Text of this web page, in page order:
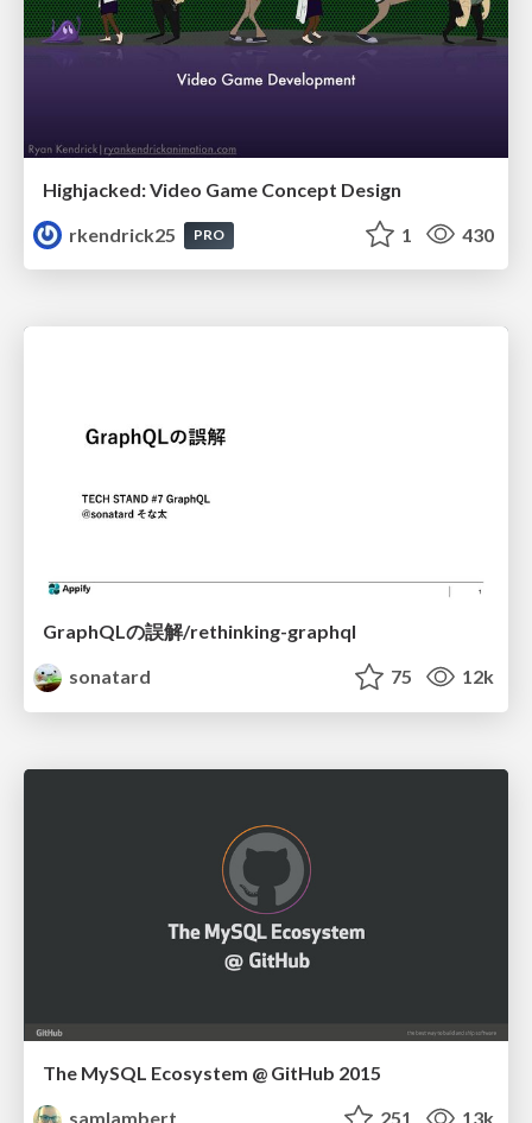
Highjacked: Video Game Concept Design
rkendrick25
PRO 1 430
GraphQLの誤解/rethinking-graphql
sonatard
75 12k
The MySQL Ecosystem @ GitHub 2015
samlambert
251 13k